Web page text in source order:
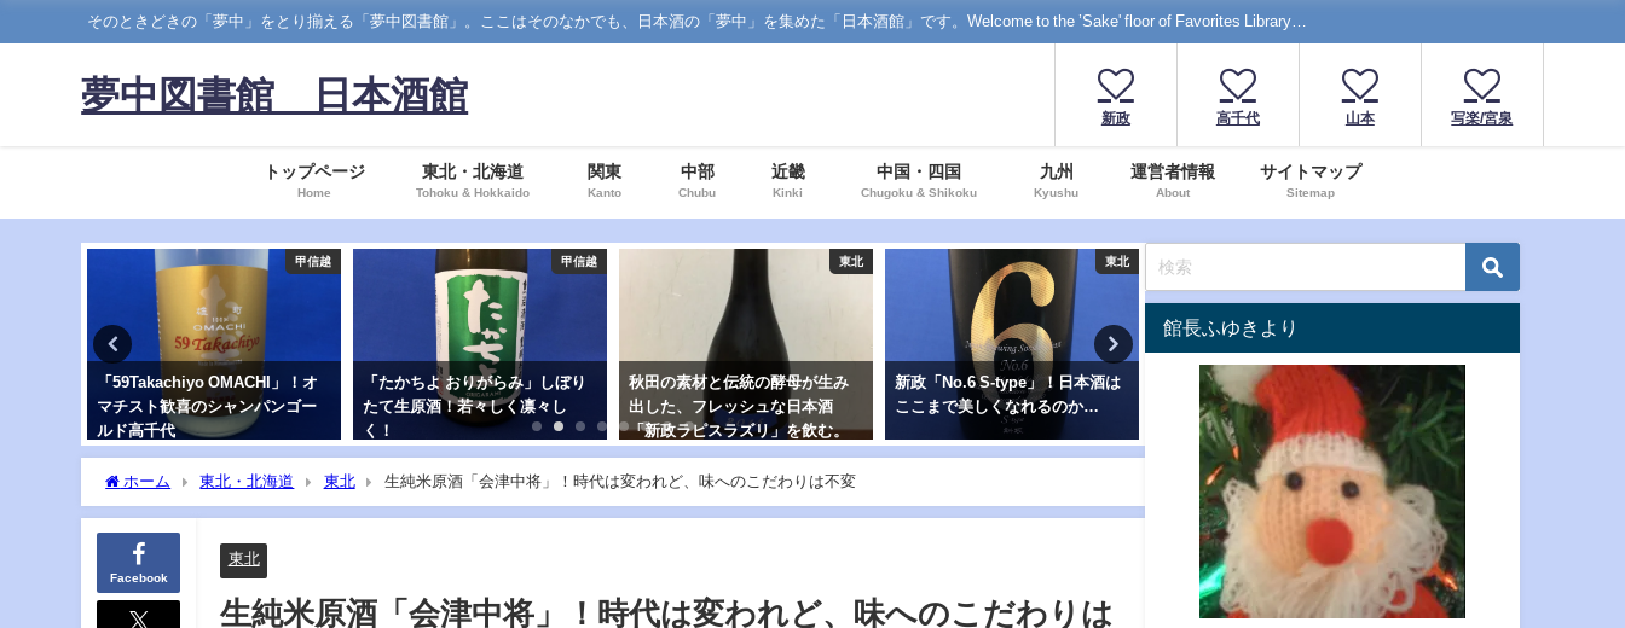
そのときどきの「夢中」をとり揃える「夢中図書館」。ここはそのなかでも、日本酒の「夢中」を集めた「日本酒館」です。Welcome to the ’Sake' floor of Favorites Library…
夢中図書館 日本酒館
新政 高千代 山本 写楽/宮泉
トップページ
Home
東北・北海道
Tohoku & Hokkaido
関東
Kanto
中部
Chubu
近畿
Kinki
中国・四国
Chugoku & Shikoku
九州
Kyushu
運営者情報
About
サイトマップ
Sitemap
甲信越
「59Takachiyo OMACHI」！オ
マチスト歓喜のシャンパンゴー
ルド高千代
「たかちよ おりがらみ」しぼり
たて生原酒！若々しく凛々し
秋田の素材と伝統の酵母が生み
出した、フレッシュな日本酒
「新政ラピスラズリ」を飲む。
新政「No.6 S-type」！日本酒は
ここまで美しくなれるのか…
甘い愛をあなたに。ハートマー
クの日本酒”たかちよ”無ろ過生
「シン・タカチヨ」V-
TYPE【創】！檸檬のような酸味
とほのかな甘み…高千代"シン"シ
リーズ
ホーム
東北・北海道 東北 生純米原酒「会津中将」！時代は変われど、味へのこだわりは不変
Facebook
東北
生純米原酒「会津中将」！時代は変われど、味へのこだわりは
館長ふゆきより